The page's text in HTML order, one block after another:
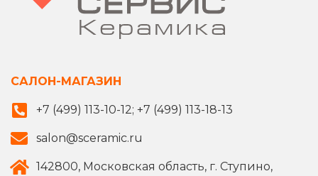
САЛОН-МАГАЗИН
+7 (499) 113-10-12; +7 (499) 113-18-13
salon@sceramic.ru
142800, Московская область, г. Ступино,